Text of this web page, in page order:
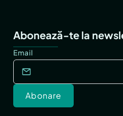
Abonează-te la
Email
Abonare